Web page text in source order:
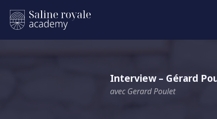
Interview – Gérard
avec Gerard Poulet